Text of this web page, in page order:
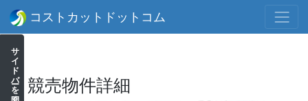
コストカットドットコム
サイドバーを開く 競売物件詳細